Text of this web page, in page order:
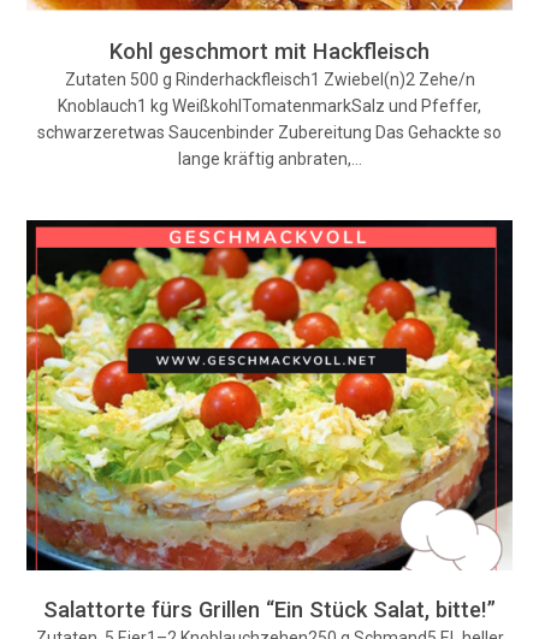
Kohl geschmort mit Hackfleisch
Zutaten 500 g Rinderhackfleisch1 Zwiebel(n)2 Zehe/n
Knoblauch1 kg WeißkohlTomatenmarkSalz und Pfeffer,
schwarzeretwas Saucenbinder Zubereitung Das Gehackte so
lange kräftig anbraten,…
Salattorte fürs Grillen “Ein Stück Salat, bitte!”